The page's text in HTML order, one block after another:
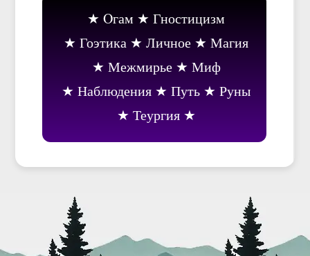
Oгам
Гностицизм
Гоэтика
Личное
Магия
Межмирье
Миф
Наблюдения
Путь
Руны
Теургия